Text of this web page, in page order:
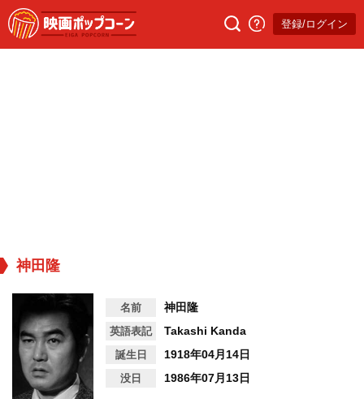
登録/ログイン
神田隆
名前 神田隆
英語表記 Takashi Kanda
誕生日 1918年04月14日
没日 1986年07月13日